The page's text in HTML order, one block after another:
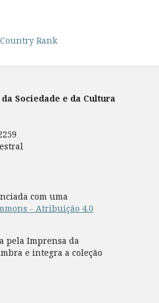
Sociedade e da Cultura
com uma
- Atribuição 4.0
pela Imprensa da
e integra a coleção